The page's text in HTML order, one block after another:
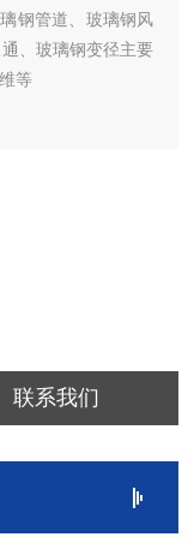
钢管道、玻璃钢风
、玻璃钢变径主要
等
联系我们